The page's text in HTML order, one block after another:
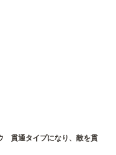
貫通タイプになり、敵を貫